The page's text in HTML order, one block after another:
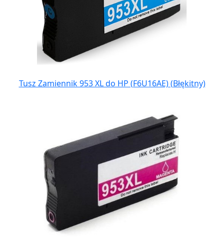
Tusz Zamiennik 953 XL do HP (F6U16AE) (Błękitny)